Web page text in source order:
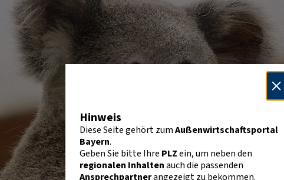
Hinweis
Diese Seite gehört zumAußenwirtschaftsportal
Bayern.
Geben Sie bitte Ihre PLZein, um neben den
regionalen Inhaltenauch die passenden
Ansprechpartnerangezeigt zu bekommen.